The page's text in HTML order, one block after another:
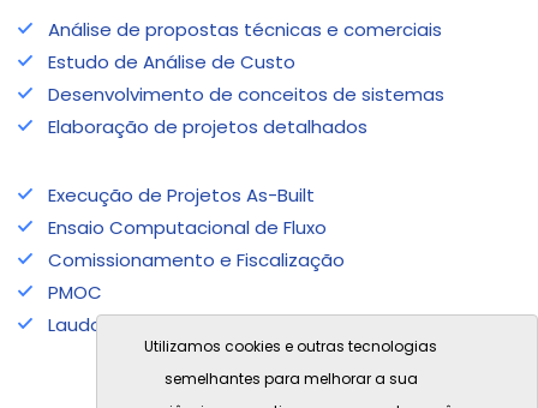
Utilizamos cookies e outras tecnologias
semelhantes para melhorar a sua
Análise de propostas técnicas e comerciais
Estudo de Análise de Custo
Desenvolvimento de conceitos de sistemas
Elaboração de projetos detalhados
Execução de Projetos As-Built
Ensaio Computacional de Fluxo
Comissionamento e Fiscalização
PMOC
Laudo Técnico de Instalação